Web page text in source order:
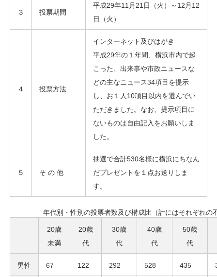
３ 投票期間
平成29年11月21日（火）～12月12
日（火）
４ 投票方法
インターネット及びはがき
平成29年の１年間、横浜市内で起
こった、出来事や市政ニュースな
どの主なニュース34項目を提示
し、お１人10項目以内を選んでい
ただきました。なお、提示項目に
ないものは自由記入をお願いしま
した。
５ そ の 他
抽選で合計530名様に横浜にちなん
だプレゼントを１点お送りしま
す。
年代別・性別の投票者数及び構成比（計にはそれぞれの
20歳
未満
20歳
代
30歳
代
40歳
代
50歳
代
男性 67 122 292 528 435